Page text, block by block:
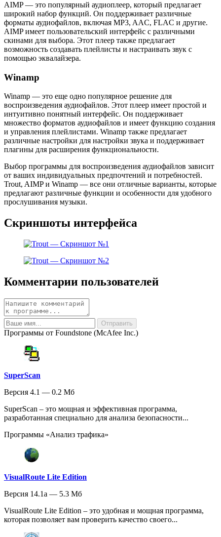
AIMP — это популярный аудиоплеер, который предлагает
широкий набор функций. Он поддерживает различные
форматы аудиофайлов, включая MP3, AAC, FLAC и другие.
AIMP имеет пользовательский интерфейс с различными
скинами для выбора. Этот плеер также предлагает
возможность создавать плейлисты и настраивать звук с
помощью эквалайзера.
Winamp
Winamp — это еще одно популярное решение для
воспроизведения аудиофайлов. Этот плеер имеет простой и
интуитивно понятный интерфейс. Он поддерживает
множество форматов аудиофайлов и имеет функцию создания
и управления плейлистами. Winamp также предлагает
различные настройки для настройки звука и поддерживает
плагины для расширения функциональности.
Выбор программы для воспроизведения аудиофайлов зависит
от ваших индивидуальных предпочтений и потребностей.
Trout, AIMP и Winamp — все они отличные варианты, которые
предлагают различные функции и особенности для удобного
прослушивания музыки.
Скриншоты интерфейса
Комментарии пользователей
Программы от Foundstone (McAfee Inc.)
SuperScan
Версия 4.1 — 0.2 Мб
SuperScan – это мощная и эффективная программа,
разработанная специально для анализа безопасности...
Программы «Анализ трафика»
VisualRoute Lite Edition
Версия 14.1a — 5.3 Мб
VisualRoute Lite Edition – это удобная и мощная программа,
которая позволяет вам проверить качество своего...